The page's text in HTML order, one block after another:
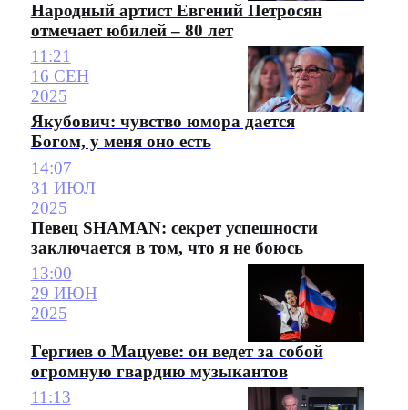
Народный артист Евгений Петросян
отмечает юбилей – 80 лет
11:21
16 СЕН
2025
Якубович: чувство юмора дается
Богом, у меня оно есть
14:07
31 ИЮЛ
2025
Певец SHAMAN: секрет успешности
заключается в том, что я не боюсь
13:00
29 ИЮН
2025
Гергиев о Мацуеве: он ведет за собой
огромную гвардию музыкантов
11:13